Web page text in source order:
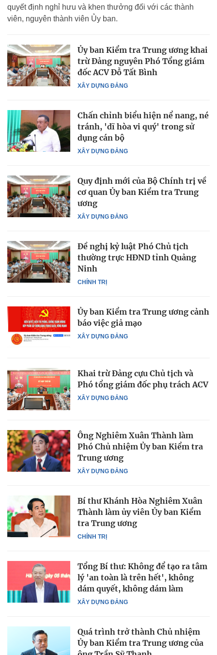
quyết định nghỉ hưu và khen thưởng đối với các thành
viên, nguyên thành viên Ủy ban.
XÂY DỰNG ĐẢNG
Ủy ban Kiểm tra Trung ương khai
trừ Đảng nguyên Phó Tổng giám
đốc ACV Đỗ Tất Bình
XÂY DỰNG ĐẢNG
Chấn chỉnh biểu hiện nể nang, né
tránh, 'dĩ hòa vi quý' trong sử
dụng cán bộ
XÂY DỰNG ĐẢNG
Quy định mới của Bộ Chính trị về
cơ quan Ủy ban Kiểm tra Trung
ương
CHÍNH TRỊ
Đề nghị kỷ luật Phó Chủ tịch
thường trực HĐND tỉnh Quảng
Ninh
XÂY DỰNG ĐẢNG
Ủy ban Kiểm tra Trung ương cảnh
báo việc giả mạo
XÂY DỰNG ĐẢNG
Khai trừ Đảng cựu Chủ tịch và
Phó tổng giám đốc phụ trách ACV
XÂY DỰNG ĐẢNG
Ông Nghiêm Xuân Thành làm
Phó Chủ nhiệm Ủy ban Kiểm tra
Trung ương
CHÍNH TRỊ
Bí thư Khánh Hòa Nghiêm Xuân
Thành làm ủy viên Ủy ban Kiểm
tra Trung ương
XÂY DỰNG ĐẢNG
Tổng Bí thư: Không để tạo ra tâm
lý 'an toàn là trên hết', không
dám quyết, không dám làm
Quá trình trở thành Chủ nhiệm
Ủy ban Kiểm tra Trung ương của